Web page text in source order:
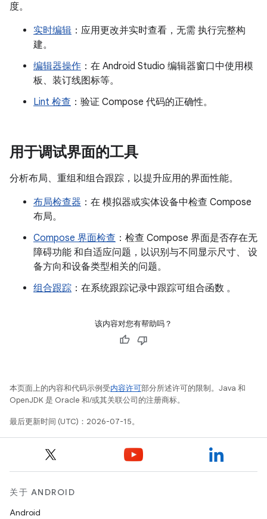
度。
实时编辑 ：应用更改并实时查看，无需 执行完整构
建。
编辑器操作 ：在 Android Studio 编辑器窗口中使用模
板、装订线图标等。
Lint 检查 ：验证 Compose 代码的正确性。
用于调试界面的工具
分析布局、重组和组合跟踪，以提升应用的界面性能。
布局检查器 ：在 模拟器或实体设备中检查 Compose
布局。
Compose 界面检查 ：检查 Compose 界面是否存在无
障碍功能 和自适应问题，以识别与不同显示尺寸、 设
备方向和设备类型相关的问题。
组合跟踪 ：在系统跟踪记录中跟踪可组合函数 。
该内容对您有帮助吗？
本页面上的内容和代码示例受内容许可部分所述许可的限制。Java 和
OpenJDK 是 Oracle 和/或其关联公司的注册商标。
最后更新时间 (UTC)：2026-07-15。
关于 ANDROID
Android